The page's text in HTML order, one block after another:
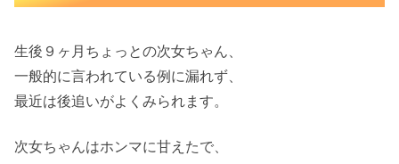
生後９ヶ月ちょっとの次女ちゃん、
一般的に言われている例に漏れず、
最近は後追いがよくみられます。
次女ちゃんはホンマに甘えたで、